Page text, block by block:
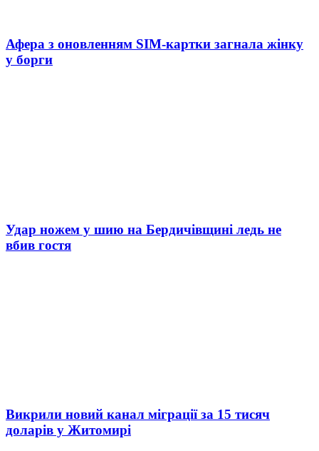
Афера з оновленням SIM-картки загнала жінку
у борги
Удар ножем у шию на Бердичівщині ледь не
вбив гостя
Викрили новий канал міграції за 15 тисяч
доларів у Житомирі